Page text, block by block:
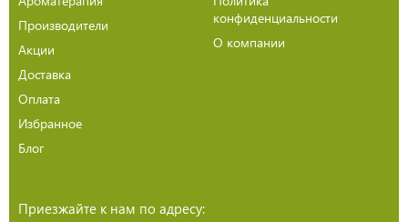
Производители
Акции
Доставка
Оплата
Избранное
Блог
конфиденциальности
О компании
Приезжайте к нам по адресу: